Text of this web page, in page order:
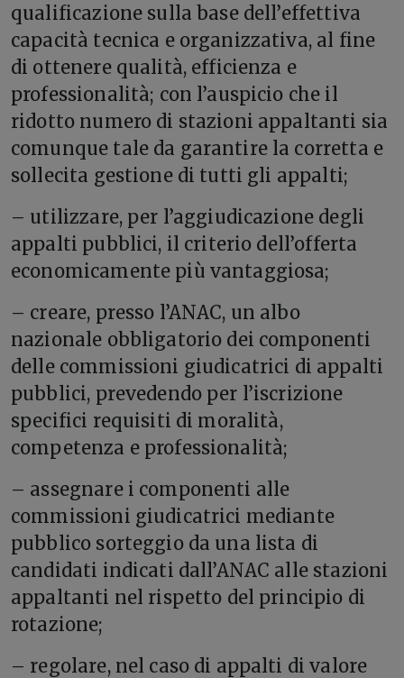
qualificazione sulla base dell’effettiva
capacità tecnica e organizzativa, al fine
di ottenere qualità, efficienza e
professionalità; con l’auspicio che il
ridotto numero di stazioni appaltanti sia
comunque tale da garantire la corretta e
sollecita gestione di tutti gli appalti;
– utilizzare, per l’aggiudicazione degli
appalti pubblici, il criterio dell’offerta
economicamente più vantaggiosa;
– creare, presso l’ANAC, un albo
nazionale obbligatorio dei componenti
delle commissioni giudicatrici di appalti
pubblici, prevedendo per l’iscrizione
specifici requisiti di moralità,
competenza e professionalità;
– assegnare i componenti alle
commissioni giudicatrici mediante
pubblico sorteggio da una lista di
candidati indicati dall’ANAC alle stazioni
appaltanti nel rispetto del principio di
rotazione;
– regolare, nel caso di appalti di valore